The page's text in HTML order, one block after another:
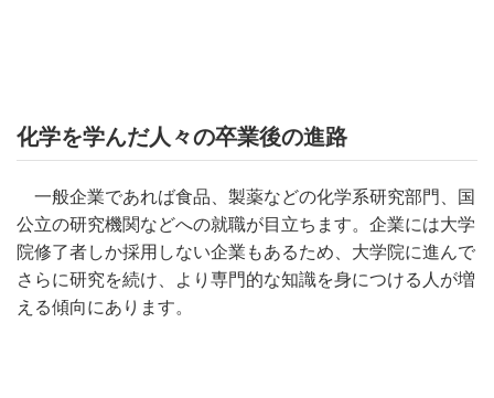
化学を学んだ人々の卒業後の進路
一般企業であれば食品、製薬などの化学系研究部門、国
公立の研究機関などへの就職が目立ちます。企業には大学
院修了者しか採用しない企業もあるため、大学院に進んで
さらに研究を続け、より専門的な知識を身につける人が増
える傾向にあります。